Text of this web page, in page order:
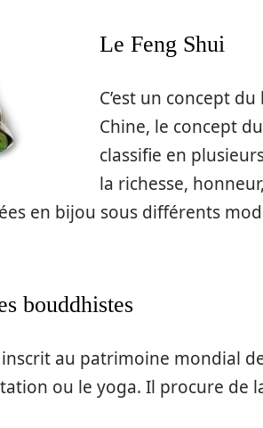
Le Feng Shui
C’est un concept
Chine, le concept
classifie en
la richesse,
en bijou sous différents
bouddhistes
au patrimoine mondial de
ou le yoga. Il procure de